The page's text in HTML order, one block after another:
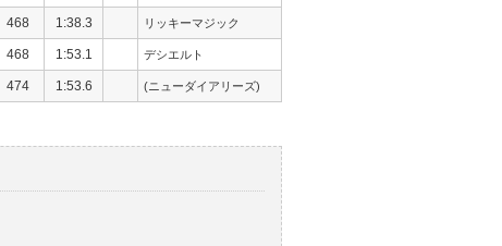
468 1:38.3 リッキーマジック
468 1:53.1 デシエルト
474 1:53.6 (ニューダイアリーズ)